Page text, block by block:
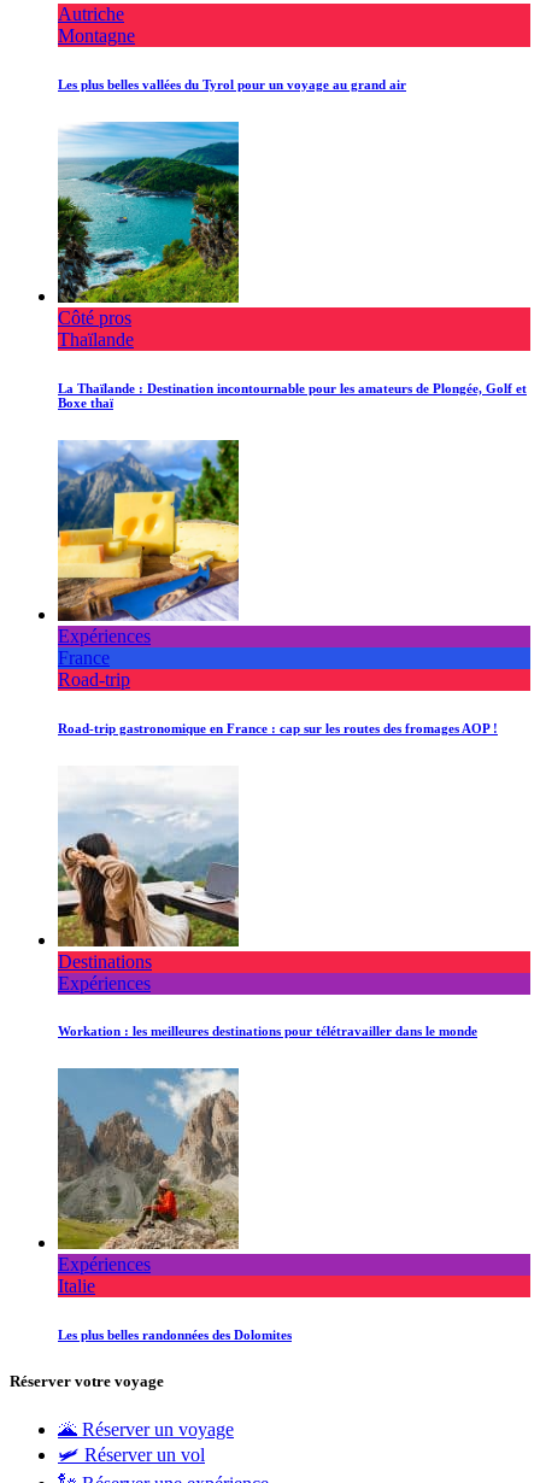
Autriche
Montagne
Les plus belles vallées du Tyrol pour un voyage au grand air
Côté pros
Thaïlande
La Thaïlande : Destination incontournable pour les amateurs de Plongée, Golf et
Boxe thaï
Expériences
France
Road-trip
Road-trip gastronomique en France : cap sur les routes des fromages AOP !
Destinations
Expériences
Workation : les meilleures destinations pour télétravailler dans le monde
Expériences
Italie
Les plus belles randonnées des Dolomites
Réserver votre voyage
🌋 Réserver un voyage
🛩 Réserver un vol